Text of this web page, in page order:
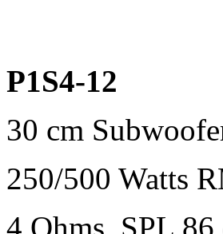
P1S4-12
30 cm
250/500 Watts